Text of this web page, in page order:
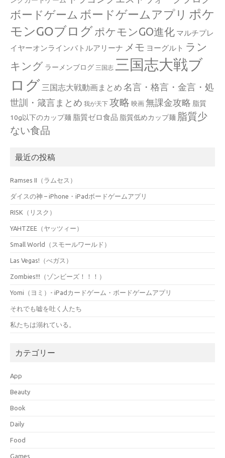
ボードゲーム ボードゲームアプリ ポケ
モンGOブログポケモンGO進化 マルチプレ
イヤーオンラインバトルアリーナ メモ ヨーグルト ラン
キング ラーメンブログ 三国志 三国志大戦ブ
ログ 三国志大戦動画まとめ 名言・格言・金言・処
世訓・箴言まとめ 我が天下 攻略 映画 無課金攻略 脂質
10g以下のカップ麺 脂質ゼロ食品 脂質低めカップ麺 脂質少
ない食品
最近の投稿
Ramses II（ラムセス）
ダイスの神 – iPhone・iPadボードゲームアプリ
RISK（リスク）
YAHTZEE（ヤッツィー）
Small World（スモールワールド）
Las Vegas!（べガス）
Zombies!!!（ゾンビーズ！！！）
Yomi（ヨミ）- iPadカードゲーム・ボードゲームアプリ
それでも嘘を吐く人たち
私たちは溺れている。
カテゴリー
App
Beauty
Book
Daily
Food
Games